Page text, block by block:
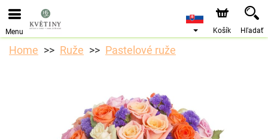
Objednávky prijímame prostredníctvom nášho e-shopu.
Najskorší možný termín doručenia je od 10.8.2026 z
Menu Košík Hľadať
Home Ruže Pastelové ruže